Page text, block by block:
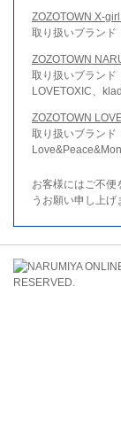
ZOZOTOWN X-
取り扱いブランド
ZOZOTOWN
取り扱いブランド
LOVETOXIC、
ZOZOTOWN
取り扱いブランド
お客様にはご不便
うお願い申し上げ